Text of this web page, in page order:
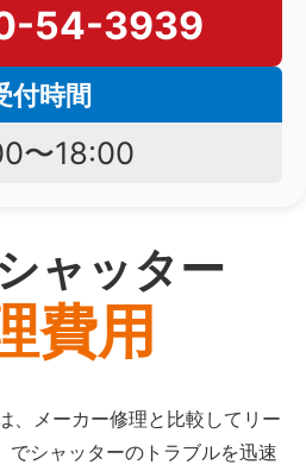
54-3939
付時間
〜18:00
ャッター
費用
、メーカー修理と比較してリー
でシャッターのトラブルを迅速